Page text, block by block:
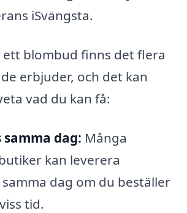
iSvängsta.
ett blombud finns det flera
erbjuder, och det kan
vad du kan få:
samma dag: Många
kan leverera
dag om du beställer
tid.